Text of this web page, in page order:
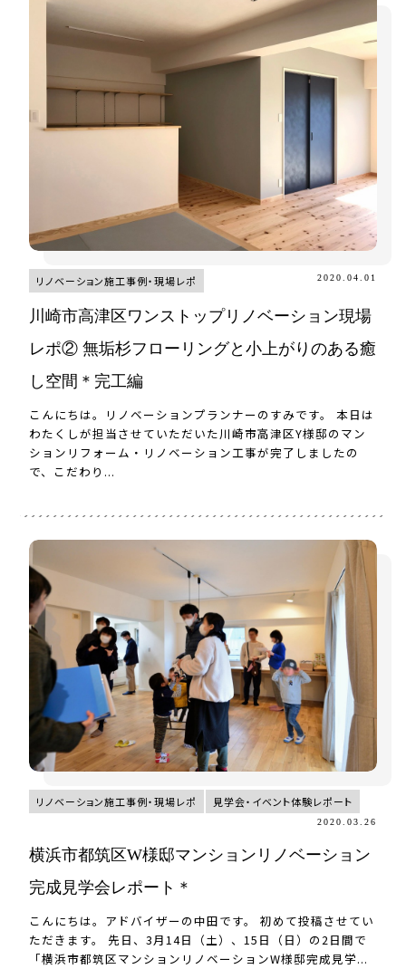
リノベーション施工事例・現場レポ 2020.04.01
川崎市高津区ワンストップリノベーション現場
レポ② 無垢杉フローリングと小上がりのある癒
し空間＊完工編
こんにちは。リノベーションプランナーのすみです。 本日は
わたくしが担当させていただいた川崎市高津区Y様邸のマン
ションリフォーム・リノベーション工事が完了しましたの
で、こだわり...
リノベーション施工事例・現場レポ 見学会・イベント体験レポート
2020.03.26
横浜市都筑区W様邸マンションリノベーション
完成見学会レポート＊
こんにちは。アドバイザーの中田です。 初めて投稿させてい
ただきます。 先日、3月14日（土）、15日（日）の2日間で
「横浜市都筑区マンションリノベーションW様邸完成見学...